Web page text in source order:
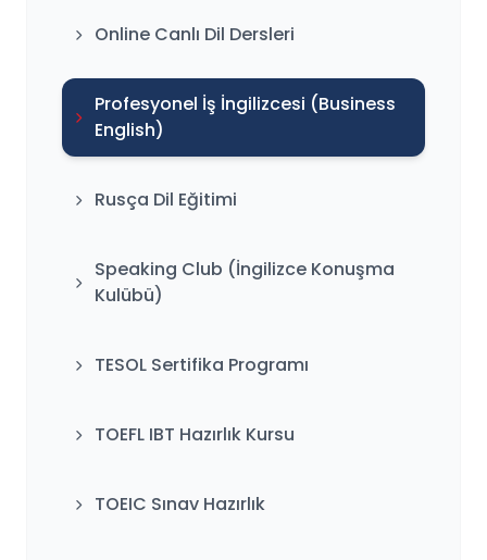
Online Canlı Dil Dersleri
Profesyonel İş İngilizcesi (Business
English)
Rusça Dil Eğitimi
Speaking Club (İngilizce Konuşma
Kulübü)
TESOL Sertifika Programı
TOEFL IBT Hazırlık Kursu
TOEIC Sınav Hazırlık